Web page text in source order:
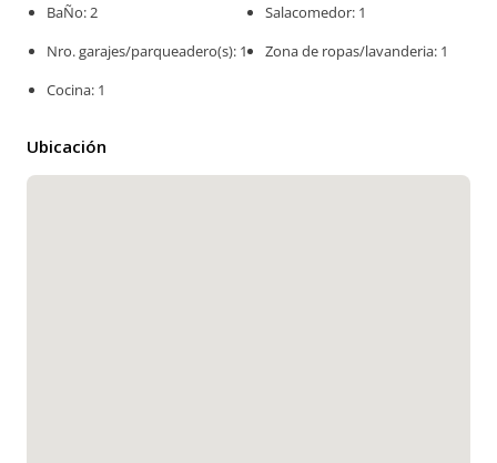
BaÑo: 2
Nro. garajes/parqueadero(s): 1
Cocina: 1
Salacomedor: 1
Zona de ropas/lavanderia: 1
Ubicación